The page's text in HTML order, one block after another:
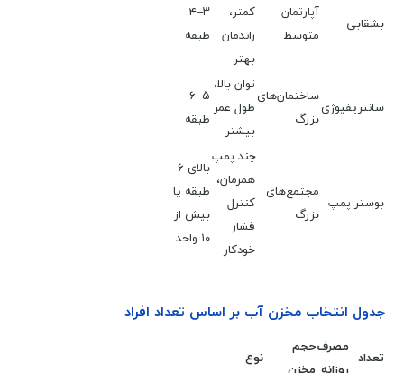
بشقابی
آپارتمان
متوسط
کمتر،
راندمان
بهتر
۳–۴
طبقه
سانتریفیوژی
ساختمان‌های
بزرگ
توان بالا،
طول عمر
بیشتر
۵–۶
طبقه
بوستر پمپ
مجتمع‌های
بزرگ
چند پمپ
همزمان،
کنترل
فشار
خودکار
بالای ۶
طبقه یا
بیش از
۱۰ واحد
جدول انتخاب مخزن آب بر اساس تعداد افراد
تعداد
مصرفحجم
نوع